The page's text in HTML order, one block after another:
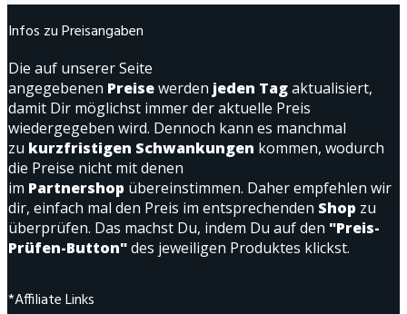
Infos zu Preisangaben
Die auf unserer Seite
angegebenen Preisewerden jeden Tagaktualisiert,
damit Dir möglichst immer der aktuelle Preis
wiedergegeben wird. Dennoch kann es manchmal
zu kurzfristigen Schwankungen kommen, wodurch
die Preise nicht mit denen
im Partnershop übereinstimmen. Daher empfehlen wir
dir, einfach mal den Preis im entsprechenden Shop zu
überprüfen. Das machst Du, indem Du auf den "Preis-
Prüfen-Button"des jeweiligen Produktes klickst.
*Affiliate Links